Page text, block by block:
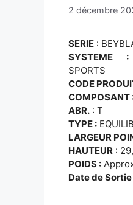
2 décembre
SERIE :
SYSTEME :
SPORTS
CODE
COMPOSANT
ABR. : T
TYPE :
LARGEUR
HAUTEUR :
POIDS :
Date de Sortie